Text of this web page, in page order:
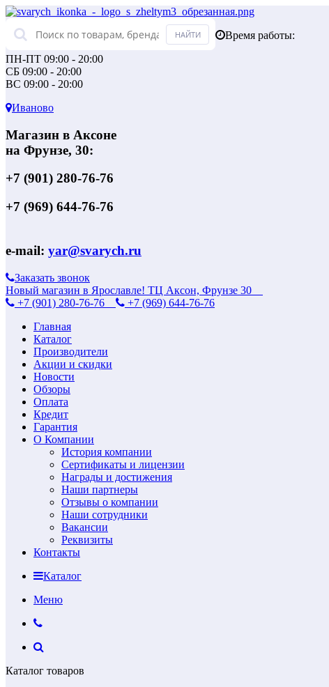
Время работы:
ПН-ПТ 09:00 - 20:00
СБ 09:00 - 20:00
ВС 09:00 - 20:00
Иваново
Магазин в Аксоне
на Фрунзе, 30:
+7 (901) 280-76-76
+7 (969) 644-76-76
e-mail: yar@svarych.ru
Заказать звонок
Новый магазин в Ярославле! ТЦ Аксон, Фрунзе 30
+7 (901) 280-76-76
+7 (969) 644-76-76
Главная
Каталог
Производители
Акции и скидки
Новости
Обзоры
Оплата
Кредит
Гарантия
О Компании
История компании
Сертификаты и лицензии
Награды и достижения
Наши партнеры
Отзывы о компании
Наши сотрудники
Вакансии
Реквизиты
Контакты
Каталог
Меню
Каталог товаров